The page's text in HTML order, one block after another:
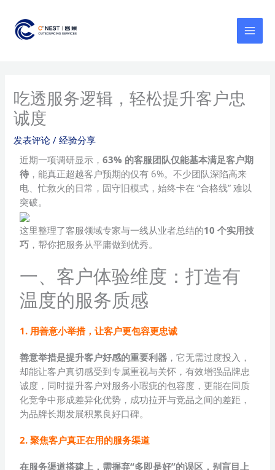
吃透服务逻辑，轻松提升客户忠
诚度
发表评论 /经验分享
近期一项调研显示，63% 的客服团队仅能基本满足客户期
待 ，能真正超越客户预期的仅有 6%。不少团队深陷高来
电、忙救火的日常，固守旧模式，始终卡在 “合格线” 难以
突破。
这里整理了客服领域专家与一线从业者总结的10 个实用技
巧 ，帮你把服务从平庸做到优秀。
一、客户体验维度：打造有
温度的服务质感
1. 用善意小举措，让客户更包容更忠诚
善意举措是提升客户好感的重要利器 ，它无需过度投入，
却能让客户真切感受到专属重视与关怀，有效增强品牌忠
诚度，同时提升客户对服务小瑕疵的包容度，更能在同质
化竞争中形成差异化优势，成功拉开与竞品之间的差距，
为品牌长期发展积累良好口碑。
2. 聚焦客户真正在用的服务渠道
在服务渠道搭建上，需摒弃“多即是好”的误区，别盲目上